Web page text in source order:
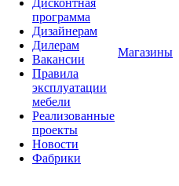
Дисконтная
программа
Дизайнерам
Дилерам
Вакансии
Правила
эксплуатации
мебели
Реализованные
проекты
Новости
Фабрики
Магазины